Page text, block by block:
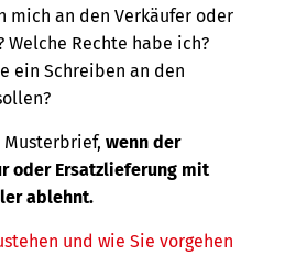
mich an den Verkäufer oder
Rechte habe ich?
ein Schreiben an den
wenn der
oder Ersatzlieferung mit
ablehnt.
und wie Sie vorgehen